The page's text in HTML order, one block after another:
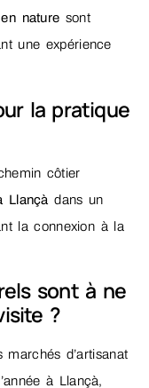
nature sont
une expérience
la pratique
côtier
Llançà dans un
la connexion à la
sont à ne
?
d’artisanat
à Llançà,